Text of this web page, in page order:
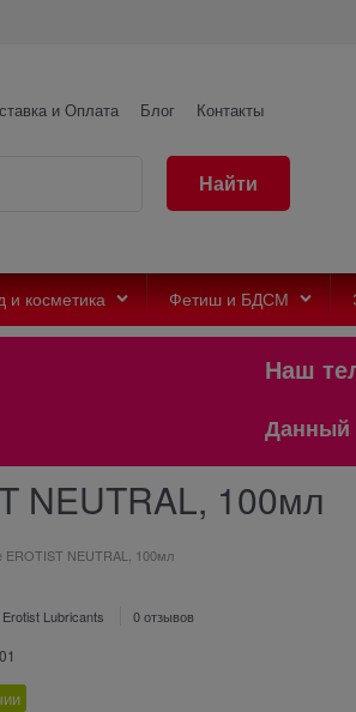
и Оплата Блог
Контакты
Найти
и косметика Фетиш и БДСМ
Наш
Данный
NEUTRAL, 100мл
EROTIST NEUTRAL, 100мл
Erotist Lubricants 0 отзывов